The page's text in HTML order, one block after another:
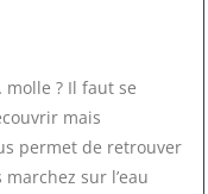
molle ? Il faut se
mais
permet de retrouver
sur l’eau